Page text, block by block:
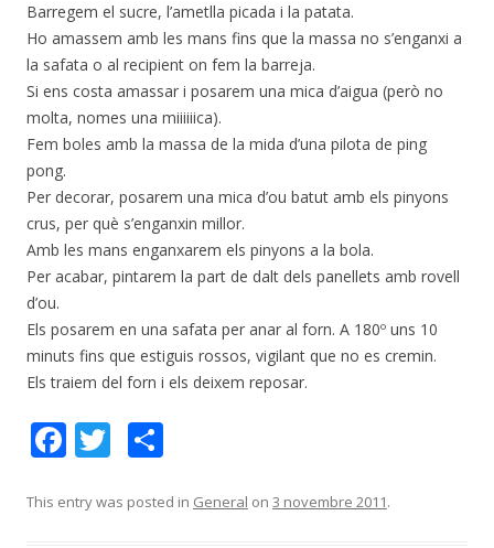
Barregem el sucre, l’ametlla picada i la patata.
Ho amassem amb les mans fins que la massa no s’enganxi a
la safata o al recipient on fem la barreja.
Si ens costa amassar i posarem una mica d’aigua (però no
molta, nomes una miiiiiica).
Fem boles amb la massa de la mida d’una pilota de ping
pong.
Per decorar, posarem una mica d’ou batut amb els pinyons
crus, per què s’enganxin millor.
Amb les mans enganxarem els pinyons a la bola.
Per acabar, pintarem la part de dalt dels panellets amb rovell
d’ou.
Els posarem en una safata per anar al forn. A 180º uns 10
minuts fins que estiguis rossos, vigilant que no es cremin.
Els traiem del forn i els deixem reposar.
F
e
T
itt m
This entry was posted in General on 3 novembre 2011.